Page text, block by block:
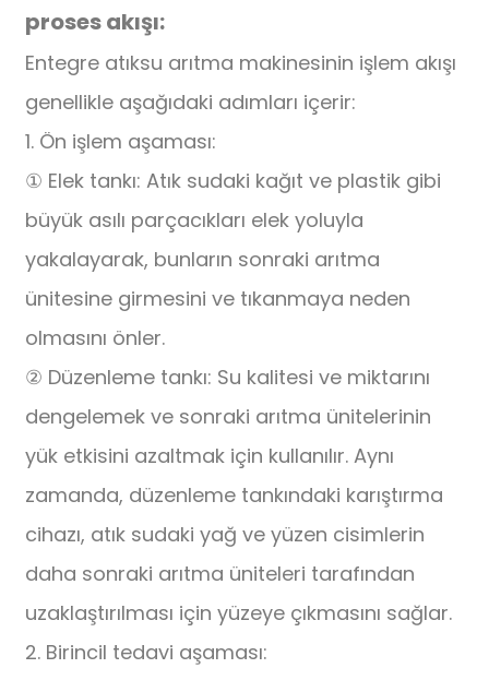
proses akışı:
Entegre atıksu arıtma makinesinin işlem akışı
genellikle aşağıdaki adımları içerir:
1. Ön işlem aşaması:
① Elek tankı: Atık sudaki kağıt ve plastik gibi
büyük asılı parçacıkları elek yoluyla
yakalayarak, bunların sonraki arıtma
ünitesine girmesini ve tıkanmaya neden
olmasını önler.
② Düzenleme tankı: Su kalitesi ve miktarını
dengelemek ve sonraki arıtma ünitelerinin
yük etkisini azaltmak için kullanılır. Aynı
zamanda, düzenleme tankındaki karıştırma
cihazı, atık sudaki yağ ve yüzen cisimlerin
daha sonraki arıtma üniteleri tarafından
uzaklaştırılması için yüzeye çıkmasını sağlar.
2. Birincil tedavi aşaması: